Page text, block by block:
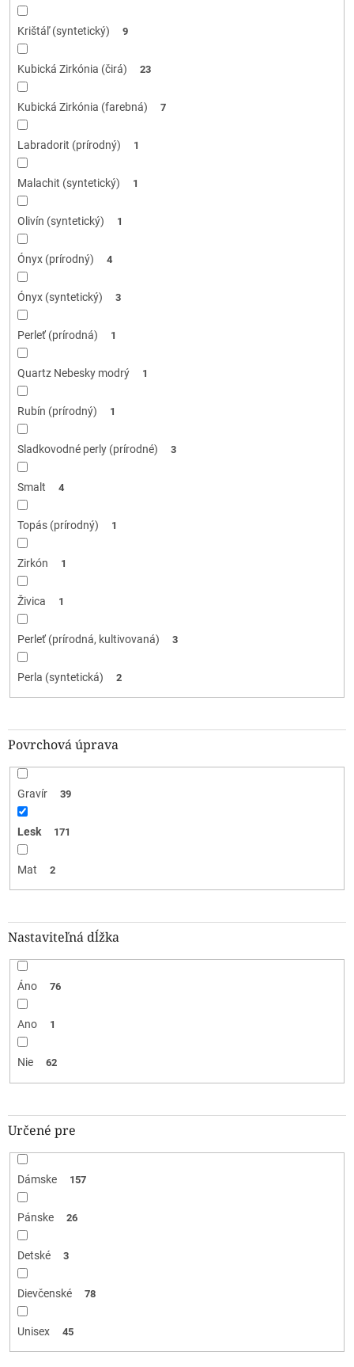
Krištáľ (syntetický) 9
Kubická Zirkónia (čirá) 23
Kubická Zirkónia (farebná) 7
Labradorit (prírodný) 1
Malachit (syntetický) 1
Olivín (syntetický) 1
Ónyx (prírodný) 4
Ónyx (syntetický) 3
Perleť (prírodná) 1
Quartz Nebesky modrý 1
Rubín (prírodný) 1
Sladkovodné perly (prírodné) 3
Smalt 4
Topás (prírodný) 1
Zirkón 1
Živica 1
Perleť (prírodná, kultivovaná) 3
Perla (syntetická) 2
Povrchová úprava
Gravír 39
Lesk 171
Mat 2
Nastaviteľná dĺžka
Áno 76
Ano 1
Nie 62
Určené pre
Dámske 157
Pánske 26
Detské 3
Dievčenské 78
Unisex 45